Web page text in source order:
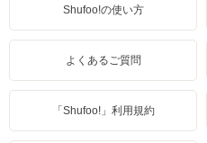
Shufoo!の使い方
よくあるご質問
「Shufoo!」利用規約